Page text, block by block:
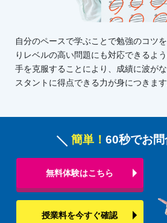
自分のペースで学ぶことで勉強のコツ
りレベルの高い問題にも対応できるよ
手を克服することにより、成績に波が
スタントに得点できる力が身につきます
簡単！ 60秒でお
無料体験はこちら
授業料を今すぐ確認